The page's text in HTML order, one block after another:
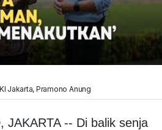
Jakarta, Pramono Anung
JAKARTA -- Di balik senja